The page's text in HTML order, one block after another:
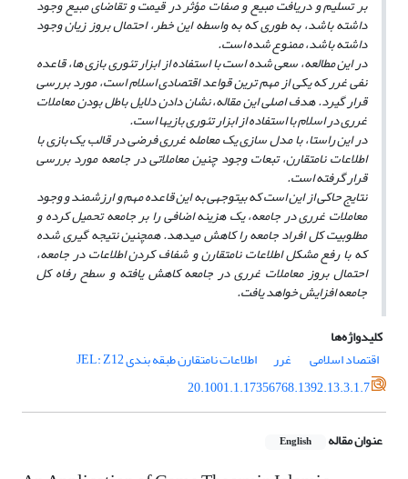
بر تسلیم و دریافت مبیع و صفات مؤثر در قیمت و تقاضای مبیع وجود
داشته باشد، به طوری که به واسطه این خطر، احتمال بروز زیان وجود
داشته باشد، ممنوع شده است.
در این مطالعه، سعی شده است با استفاده از ابزار تئوری بازی ها، قاعده
نفی غرر که یکی از مهم ترین قواعد اقتصادی اسلام است، مورد بررسی
قرار گیرد. هدف اصلی این مقاله، نشان دادن دلایل باطل بودن معاملات
غرری در اسلام با استفاده از ابزار تئوری بازی­ها است.
در این راستا، با مدل سازی یک معامله غرری فرضی در قالب یک بازی با
اطلاعات نامتقارن، تبعات وجود چنین معاملاتی در جامعه مورد بررسی
قرار گرفته است.
نتایج حاکی از این است که بی­توجهی به این قاعده مهم و ارزشمند و وجود
معاملات غرری در جامعه، یک هزینه اضافی را بر جامعه تحمیل کرده و
مطلوبیت کل افراد جامعه را کاهش می­دهد. همچنین نتیجه گیری شده
که با رفع مشکل اطلاعات نامتقارن و شفاف کردن اطلاعات در جامعه،
احتمال بروز معاملات غرری در جامعه کاهش یافته و سطح رفاه کل
جامعه افزایش خواهد یافت.
کلیدواژه‌ها
اقتصاد اسلامی
‌ غرر
اطلاعات نامتقارن طبقه بندی JEL: Z12
20.1001.1.17356768.1392.13.3.1.7
عنوان مقاله English